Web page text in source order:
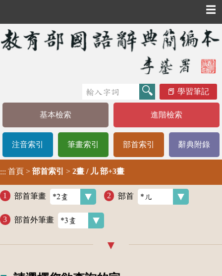
☰
學習筆記
基本檢索 進階檢索
注音索引 筆畫索引 部首索引 辭典附錄
::: 首頁 > 部首索引 > 2畫 / 儿 部+3畫
部首筆畫 部首
部首外筆畫